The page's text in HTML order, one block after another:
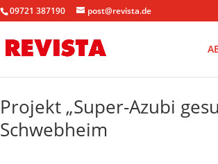
09721 387190 post@revista.de
Projekt „Super-Azubi
Schwebheim